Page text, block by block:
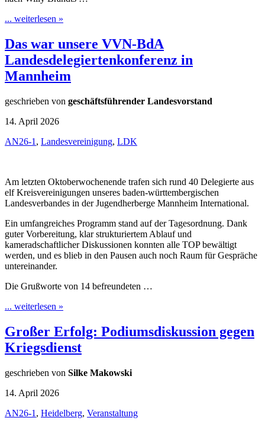
... weiterlesen »
Das war unsere VVN-BdA
Landesdelegiertenkonferenz in
Mannheim
geschrieben von geschäftsführender Landesvorstand
14. April 2026
AN26-1 , Landesvereinigung, LDK
Am letzten Oktoberwochenende trafen sich rund 40 Delegierte aus
elf Kreisvereinigungen unseres baden-württembergischen
Landesverbandes in der Jugendherberge Mannheim International.
Ein umfangreiches Programm stand auf der Tagesordnung. Dank
guter Vorbereitung, klar strukturiertem Ablauf und
kameradschaftlicher Diskussionen konnten alle TOP bewältigt
werden, und es blieb in den Pausen auch noch Raum für Gespräche
untereinander.
Die Grußworte von 14 befreundeten …
... weiterlesen »
Großer Erfolg: Podiumsdiskussion gegen
Kriegsdienst
geschrieben von Silke Makowski
14. April 2026
AN26-1 , Heidelberg, Veranstaltung